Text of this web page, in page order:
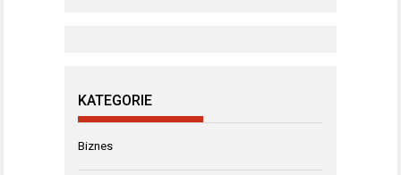
KATEGORIE
Biznes